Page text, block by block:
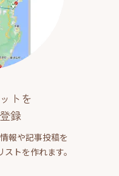
トを
録
報や記事投稿を
トを作れます。